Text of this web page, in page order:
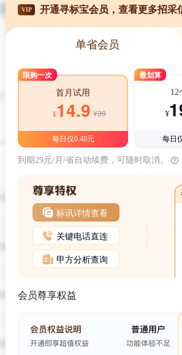
VIP 开通寻标宝会员，查看更多招采
单省会员
限购一次
首月试用
¥14.9 ¥39
每日仅0.48元
最划算
12
¥
每日
到期29元/月/省自动续费，可随时取消。
标讯详情查看
关键电话直连
甲方分析查询
会员尊享权益